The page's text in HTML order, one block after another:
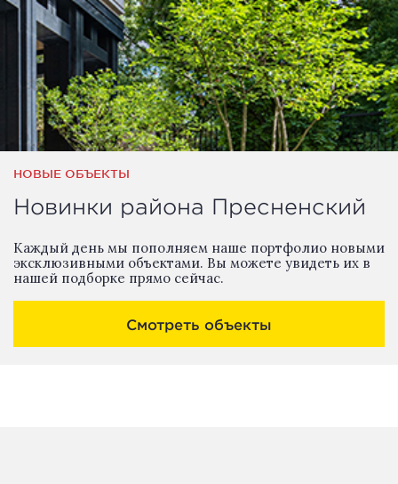
НОВЫЕ ОБЪЕКТЫ
Новинки района Пресненский
Каждый день мы пополняем наше портфолио новыми
эксклюзивными объектами. Вы можете увидеть их в
нашей подборке прямо сейчас.
Смотреть объекты